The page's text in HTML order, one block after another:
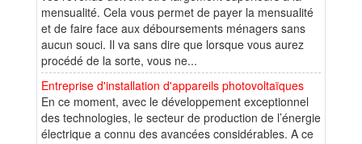
mensualité. Cela vous permet de payer la mensualité
et de faire face aux déboursements ménagers sans
aucun souci. Il va sans dire que lorsque vous aurez
procédé de la sorte, vous ne...
Entreprise d'installation d'appareils photovoltaïques
En ce moment, avec le développement exceptionnel
des technologies, le secteur de production de l’énergie
électrique a connu des avancées considérables. A ce